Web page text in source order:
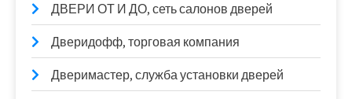
ДВЕРИ ОТ И ДО, сеть салонов дверей
Дверидофф, торговая компания
Дверимастер, служба установки дверей